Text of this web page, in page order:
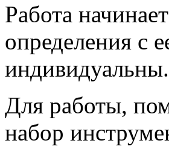
Работа
определения с
индивидуальны.
Для работы,
набор